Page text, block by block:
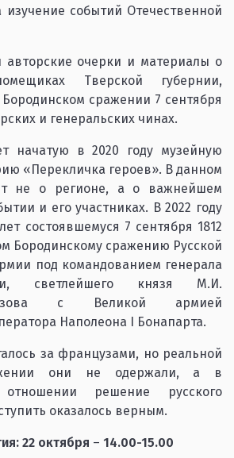
событий Отечественной
очерки и материалы о
Тверской губернии,
сражении 7 сентября
и генеральских чинах.
начатую в 2020 году музейную
«Перекличка героев». В данном
не о регионе, а о важнейшем
и его участниках. В 2022 году
состоявшемуся 7 сентября 1812
Бородинскому сражению Русской
под командованием генерала
светлейшего князя М.И.
с Великой армией
Наполеона I Бонапарта.
за французами, но реальной
они не одержали, а в
отношении решение русского
оказалось верным.
22 октября – 14.00-15.00